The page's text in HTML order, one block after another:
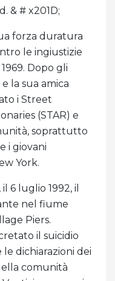
& # x201D;
forza duratura
le ingiustizie
Dopo gli
la sua amica
i Street
(STAR) e
soprattutto
i giovani
York.
6 luglio 1992, il
nel fiume
Piers.
il suicidio
dichiarazioni dei
comunità